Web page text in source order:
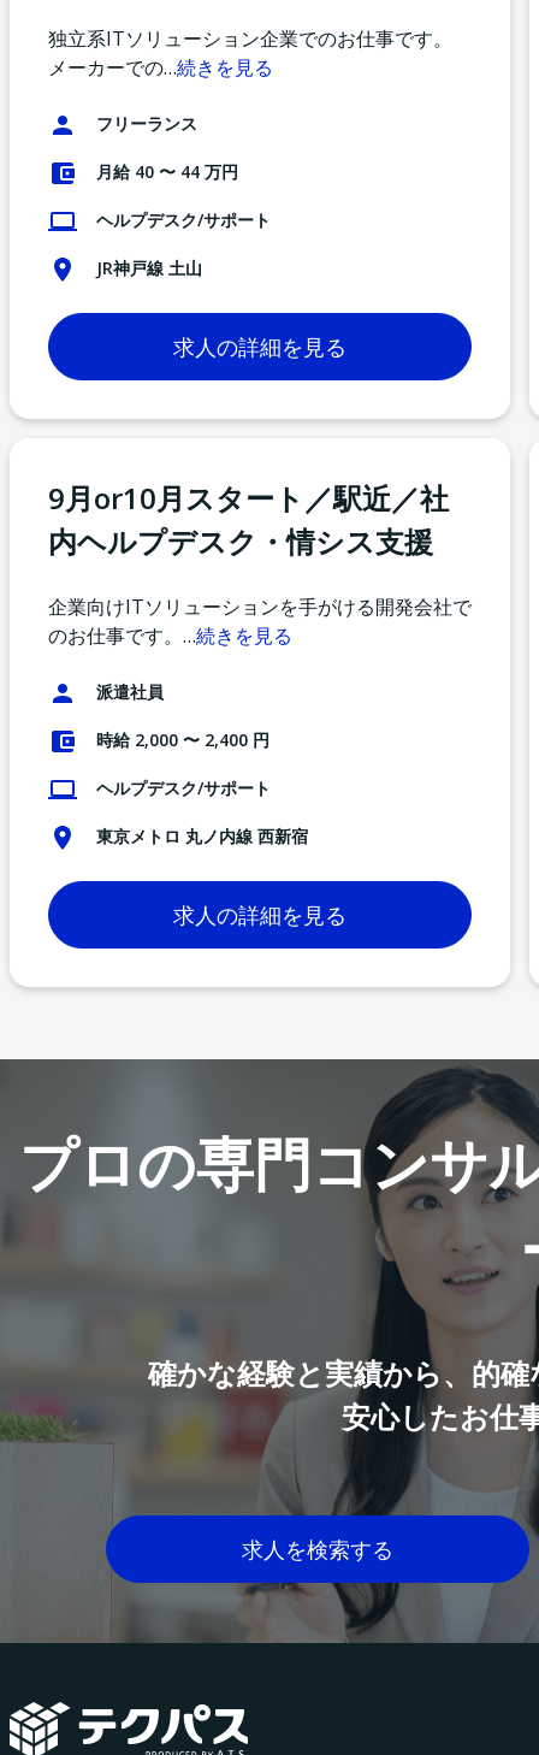
独立系ITソリューション企業でのお仕事です。
メーカーでの…続きを見る
フリーランス
月給 40 〜 44 万円
ヘルプデスク/サポート
JR神戸線 土山
求人の詳細を見る
9月or10月スタート／駅近／社
内ヘルプデスク・情シス支援
企業向けITソリューションを手がける開発会社で
のお仕事です。 …続きを見る
派遣社員
時給 2,000 〜 2,400 円
ヘルプデスク/サポート
東京メトロ 丸ノ内線 西新宿
求人の詳細を見る
プロの専門コンサ
確かな経験と実績から、的
安心したお仕
求人を検索する